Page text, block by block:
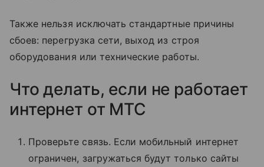
Также нельзя исключать стандартные причины
сбоев: перегрузка сети, выход из строя
оборудования или технические работы.
Что делать, если не работает
интернет от МТС
Проверьте связь. Если мобильный интернет
ограничен, загружаться будут только сайты